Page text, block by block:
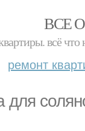
ВСЕ
всё
ремонт
для